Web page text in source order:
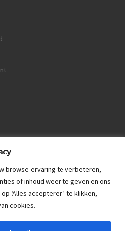
browse-ervaring te verbeteren,
of inhoud weer te geven en ons
‘Alles accepteren’ te klikken,
cookies.